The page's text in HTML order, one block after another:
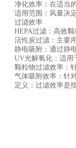
净化效率：在适当
适用范围：风量决
过滤效率
HEPA过滤：高效
活性炭过滤：主要
静电吸附：通过静
UV光解氧化：适用
颗粒物过滤效率：
气体吸附效率：针
定义：过滤效率是